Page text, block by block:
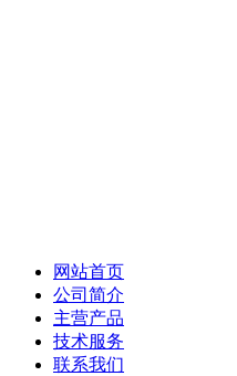
网站首页
公司简介
主营产品
技术服务
联系我们